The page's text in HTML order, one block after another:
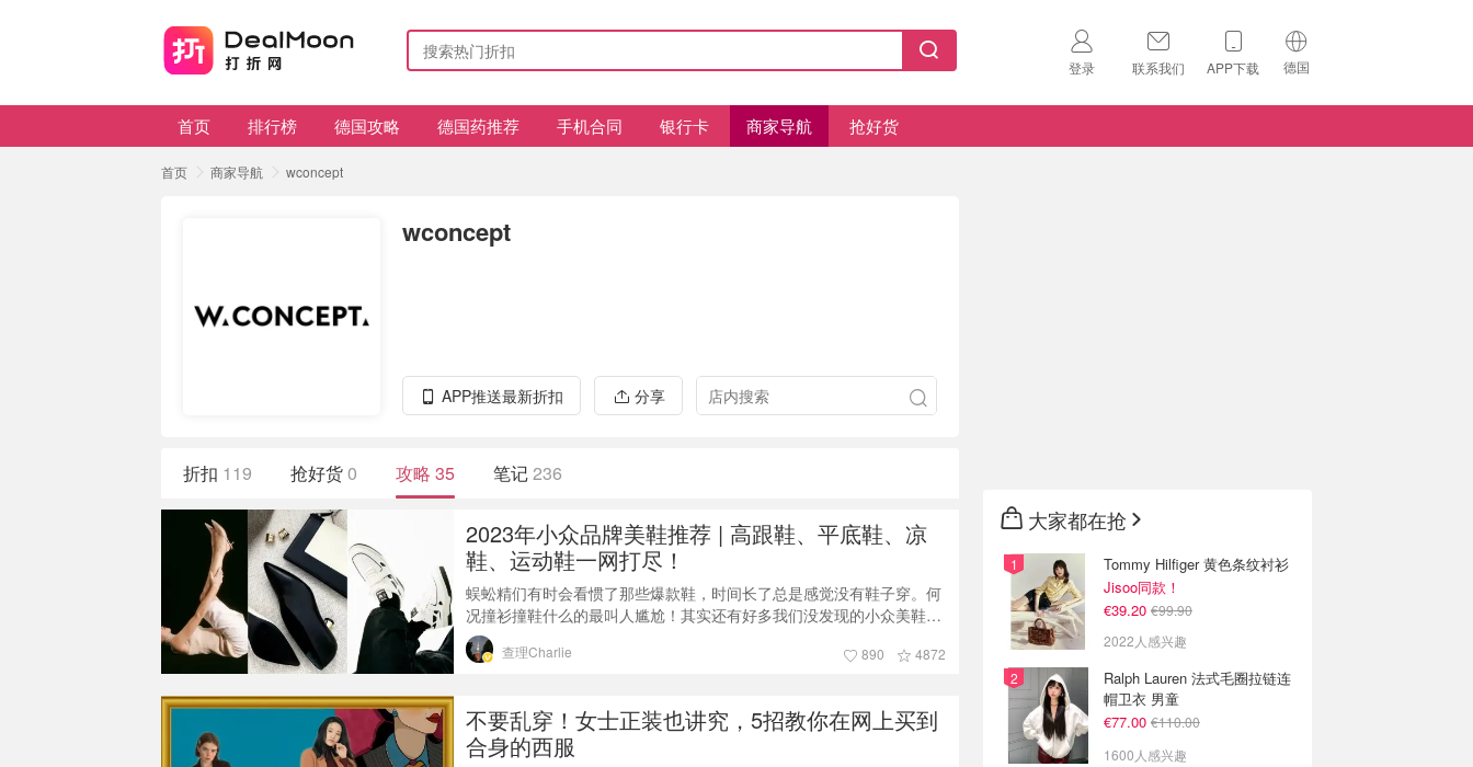
登录 联系我们 APP下载 德国
🇺🇸
首页 排行榜 德国攻略 德国药推荐 手机合同 银行卡 商家导航 抢好货
首页 商家导航 wconcept
wconcept
APP推送最新折扣 分享
折扣 119 抢好货0 攻略 35 笔记236
2023年小众品牌美鞋推荐 | 高跟鞋、平底鞋、凉
鞋、运动鞋一网打尽！
蜈蚣精们有时会看惯了那些爆款鞋，时间长了总是感觉没有鞋子穿。何
况撞衫撞鞋什么的最叫人尴尬！其实还有好多我们没发现的小众美鞋
哦，2023年最新小众品牌美鞋推荐，待查理给你们一一道来。对于运动
鞋最熟悉的莫过于Adidas, Nike, Puma，还有现在大火的萨洛蒙等。但
些高性价
查理Charlie 890 4872
不要乱穿！女士正装也讲究，5招教你在网上买到
合身的西服
大家都在抢
Tommy Hilfiger 黄色条纹衬衫
Jisoo同款！
€39.20 €99.90
2022人感兴趣
Ralph Lauren 法式毛圈拉链连
帽卫衣 男童
€77.00 €110.00
1600人感兴趣